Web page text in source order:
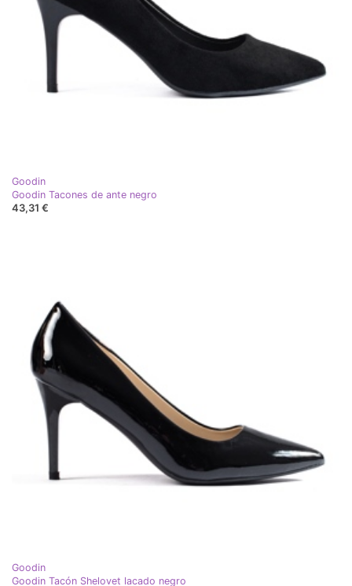
Goodin
Goodin Tacones de ante negro
43,31 €
Goodin
Goodin Tacón Shelovet lacado negro